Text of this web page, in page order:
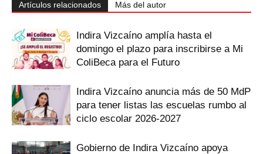
Artículos relacionados Más del autor
Indira Vizcaíno amplía hasta el
domingo el plazo para inscribirse a Mi
ColiBeca para el Futuro
Indira Vizcaíno anuncia más de 50 MdP
para tener listas las escuelas rumbo al
ciclo escolar 2026-2027
Gobierno de Indira Vizcaíno apoya